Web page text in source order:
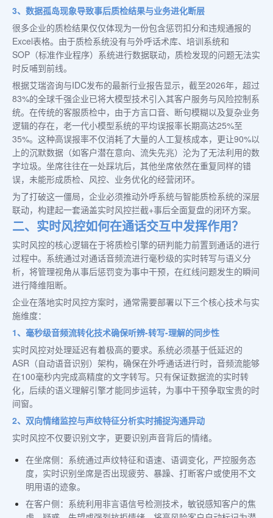
3、数据孤岛现象导致事后质检结果与业务进化断层
很多企业的质检结果仅仅体现为一份包含惩罚扣分和违规通报的
Excel表格。由于质检系统没有与外呼话术库、培训系统和
SOP（标准作业程序）系统进行数据联动，质检发现的问题无法实
时反哺到前线。
根据艾瑞咨询与IDC发布的最新行业报告显示，截至2026年，超过
83%的全球千强企业已将大模型技术引入其客户服务与风险控制系
统。在传统的客服质检中，由于方言口音、断句模糊以及复杂业务
逻辑的存在，老一代小模型系统的平均误报率长期高达25%至
35%。这种高误报率不仅消耗了大量的人工复核成本，更让90%以
上的沉默数据（如客户潜在意向、流失先兆）沦为了无法利用的数
字垃圾。坐席往往在一处踩坑后，其他坐席依然在重复同样的错
误，未能形成质检、风控、业务优化的经营闭环。
为了打破这一僵局，企业必须推动外呼系统与智能质检系统的深层
联动，构建起一套涵盖实时风控拦截+事后全面复盘的闭环方案。
二、实时风控如何在通话交互中发挥作用？
实时风控的核心逻辑在于将质检引擎的研判能力前置到通话的进行
过程中。系统通过对通话音频流进行毫秒级的实时转写与语义分
析，将管理视角从事后惩罚变为事中干预，在红线问题发生的瞬间
进行降维阻断。
企业在落地实时风控方案时，通常需要部署以下三个核心技术与实
施维度：
1、毫秒级音频流转化技术确保听辨-转写-理解的同步性
实时风控对处理延迟有着极高的要求。系统必须基于低延迟的
ASR（自动语音识别）架构，确保在外呼通话进行时，音频流能够
在100毫秒内完成高精度的文字转写。只有保证数据流的实时转
化，后续的语义理解引擎才能同步运转，为事中干预争取宝贵的时
间窗。
2、双向情绪监控与声纹特征分析实时捕捉沟通异动
实时风控不仅要识别文字，更要识别声音背后的情绪。
在坐席侧：系统通过声纹特征和语速、语调变化，严控服务态
度，实时识别坐席是否出现疲劳、暴躁、打断客户或使用不文
明用语的迹象。
在客户侧：系统利用非言语信号检测技术，敏锐感知客户的焦